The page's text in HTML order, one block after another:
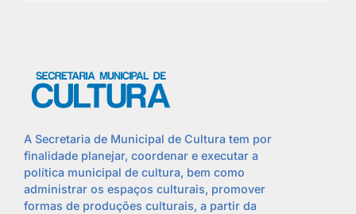
A Secretaria de Municipal de Cultura tem por
finalidade planejar, coordenar e executar a
política municipal de cultura, bem como
administrar os espaços culturais, promover
formas de produções culturais, a partir da